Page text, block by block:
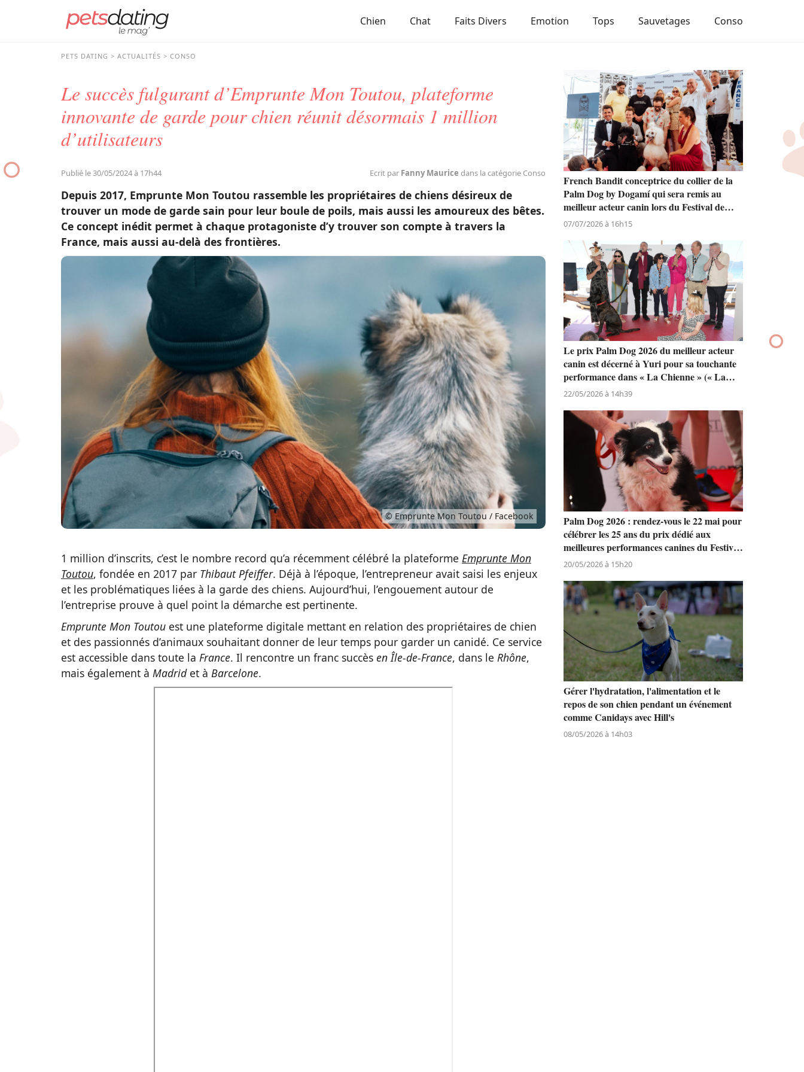
Chien Chat Faits Divers Emotion Tops Sauvetages Conso
PETS DATING ACTUALITÉS CONSO
Le succès fulgurant d’Emprunte Mon Toutou, plateforme
innovante de garde pour chien réunit désormais 1 million
d’utilisateurs
Publié le 30/05/2024 à 17h44 Ecrit par Fanny Maurice dans la catégorie Conso
Depuis 2017, Emprunte Mon Toutou rassemble les propriétaires de chiens désireux de
trouver un mode de garde sain pour leur boule de poils, mais aussi les amoureux des bêtes.
Ce concept inédit permet à chaque protagoniste d’y trouver son compte à travers la
France, mais aussi au-delà des frontières.
© Emprunte Mon Toutou / Facebook
1 million d’inscrits, c’est le nombre record qu’a récemment célébré la plateforme Emprunte Mon
Toutou, fondée en 2017 par Thibaut Pfeiffer. Déjà à l’époque, l’entrepreneur avait saisi les enjeux
et les problématiques liées à la garde des chiens. Aujourd’hui, l’engouement autour de
l’entreprise prouve à quel point la démarche est pertinente.
Emprunte Mon Toutou est une plateforme digitale mettant en relation des propriétaires de chien
et des passionnés d’animaux souhaitant donner de leur temps pour garder un canidé. Ce service
est accessible dans toute la France. Il rencontre un franc succès en Île-de-France, dans le Rhône,
mais également à Madrid et à Barcelone.
French Bandit conceptrice du collier de la
Palm Dog by Dogamí qui sera remis au
meilleur acteur canin lors du Festival de
Cannes
07/07/2026 à 16h15
Le prix Palm Dog 2026 du meilleur acteur
canin est décerné à Yuri pour sa touchante
performance dans « La Chienne » (« La
Perra ») de Dominga Sotomayor
22/05/2026 à 14h39
Palm Dog 2026 : rendez-vous le 22 mai pour
célébrer les 25 ans du prix dédié aux
meilleures performances canines du Festival
de Cannes
20/05/2026 à 15h20
Gérer l'hydratation, l'alimentation et le
repos de son chien pendant un événement
comme Canidays avec Hill's
08/05/2026 à 14h03